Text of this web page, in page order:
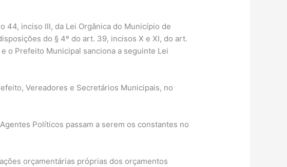
44, inciso III, da Lei Orgânica do Município de
do § 4º do art. 39, incisos X e XI, do art.
o Prefeito Municipal sanciona a seguinte Lei
Vereadores e Secretários Municipais, no
Políticos passam a serem os constantes no
orçamentárias próprias dos orçamentos